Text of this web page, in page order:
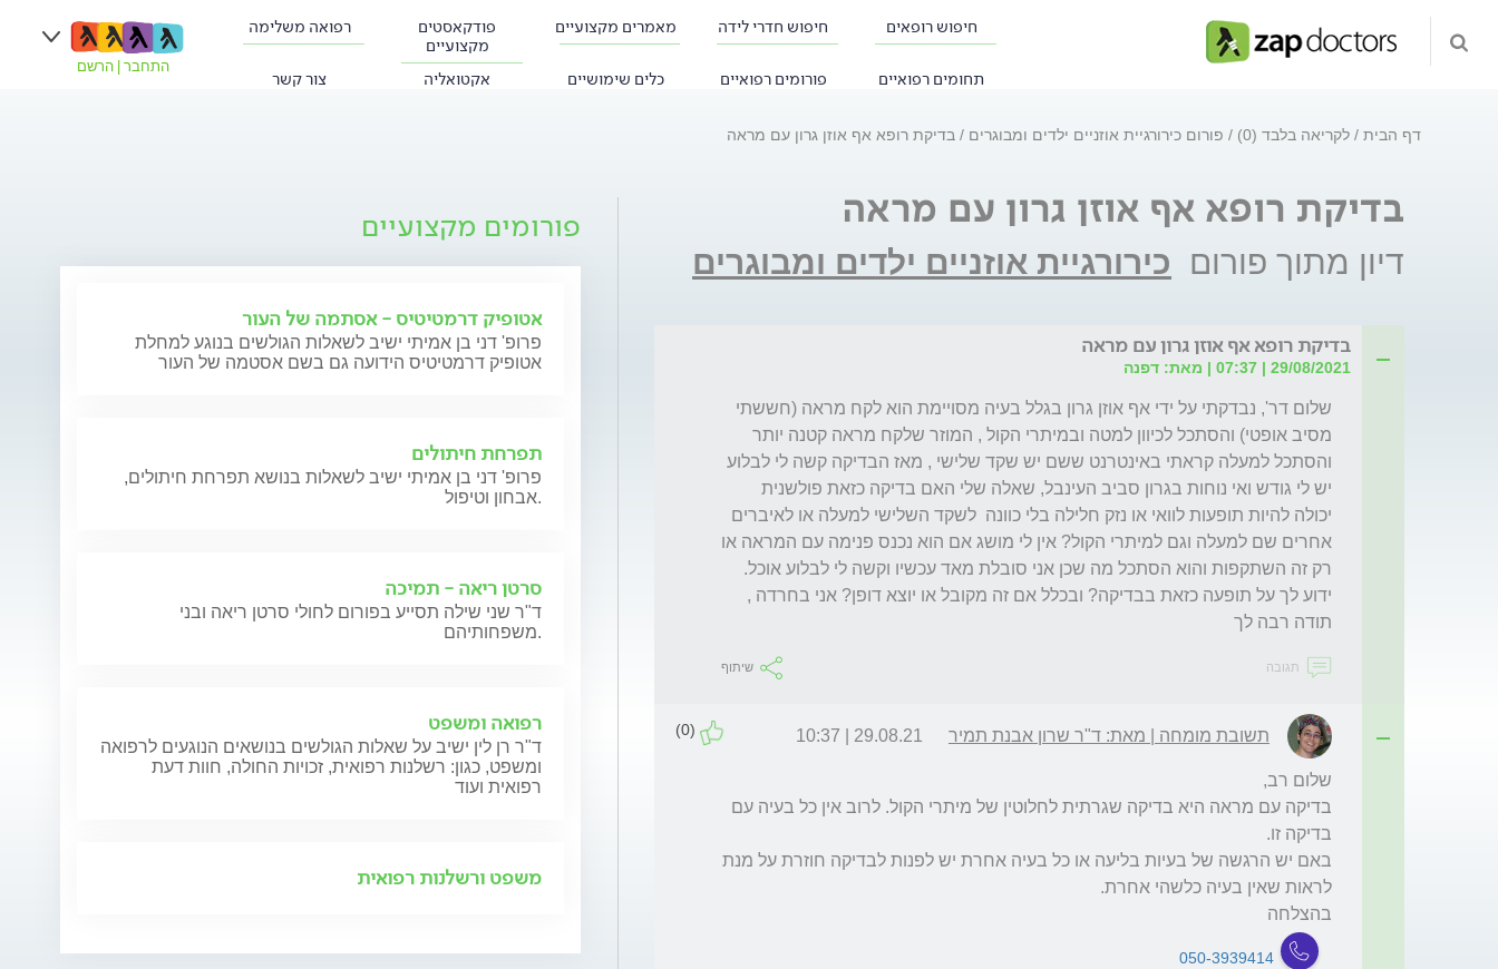
חיפוש רופאים חיפוש חדרי לידה מאמרים מקצועיים
פודקאסטים
מקצועיים
רפואה משלימה
תחומים רפואיים פורומים רפואיים כלים שימושיים אקטואליה צור קשר
התחבר הרשם
דף הבית לקריאה בלבד (0) פורום כירורגיית אוזניים ילדים ומבוגרים בדיקת רופא אף אוזן גרון עם מראה
בדיקת רופא אף אוזן גרון עם מראה
דיון מתוך פורום כירורגיית אוזניים ילדים ומבוגרים
בדיקת רופא אף אוזן גרון עם מראה
29/08/2021 | 07:37 | מאת: דפנה
תודה רבה לך
תגובה שיתוף
תשובת מומחה | מאת: ד"ר שרון אבנת תמיר 29.08.21 | 10:37
(0)
בהצלחה
050-3939414
פורומים מקצועיים
אטופיק דרמטיטיס - אסתמה של העור
פרופ' דני בן אמיתי ישיב לשאלות הגולשים בנוגע למחלת
אטופיק דרמטיטיס הידועה גם בשם אסטמה של העור
תפרחת חיתולים
פרופ' דני בן אמיתי ישיב לשאלות בנושא תפרחת חיתולים,
אבחון וטיפול.
סרטן ריאה - תמיכה
ד"ר שני שילה תסייע בפורום לחולי סרטן ריאה ובני
משפחותיהם.
רפואה ומשפט
ד"ר רן לין ישיב על שאלות הגולשים בנושאים הנוגעים לרפואה
ומשפט, כגון: רשלנות רפואית, זכויות החולה, חוות דעת
רפואית ועוד
משפט ורשלנות רפואית